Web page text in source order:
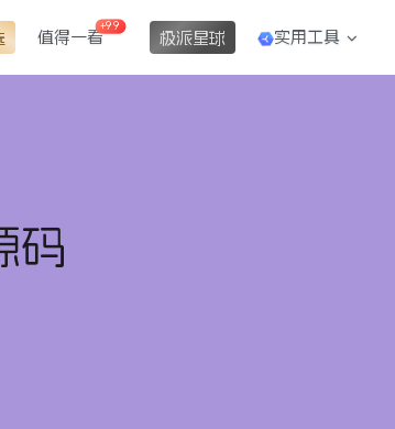
码
值得一看
+99
极派星球 实用工具